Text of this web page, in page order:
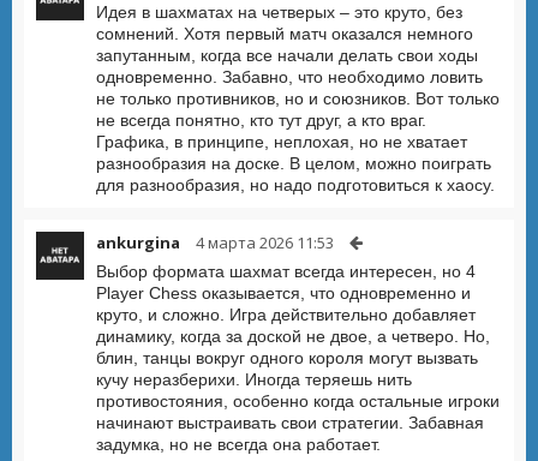
Идея в шахматах на четверых – это круто, без
сомнений. Хотя первый матч оказался немного
запутанным, когда все начали делать свои ходы
одновременно. Забавно, что необходимо ловить
не только противников, но и союзников. Вот только
не всегда понятно, кто тут друг, а кто враг.
Графика, в принципе, неплохая, но не хватает
разнообразия на доске. В целом, можно поиграть
для разнообразия, но надо подготовиться к хаосу.
ankurgina 4 марта 2026 11:53
Выбор формата шахмат всегда интересен, но 4
Player Chess оказывается, что одновременно и
круто, и сложно. Игра действительно добавляет
динамику, когда за доской не двое, а четверо. Но,
блин, танцы вокруг одного короля могут вызвать
кучу неразберихи. Иногда теряешь нить
противостояния, особенно когда остальные игроки
начинают выстраивать свои стратегии. Забавная
задумка, но не всегда она работает.